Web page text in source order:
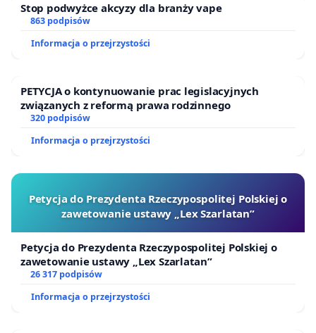
Stop podwyżce akcyzy dla branży vape
863 podpisów
Informacja o przejrzystości
PETYCJA o kontynuowanie prac legislacyjnych
związanych z reformą prawa rodzinnego
320 podpisów
Informacja o przejrzystości
Petycja do Prezydenta Rzeczypospolitej Polskiej o
zawetowanie ustawy „Lex Szarlatan”
Petycja do Prezydenta Rzeczypospolitej Polskiej o
zawetowanie ustawy „Lex Szarlatan”
26 317 podpisów
Informacja o przejrzystości